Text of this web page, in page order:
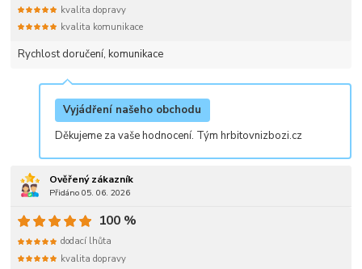
Rychlost doručení, komunikace
kvalita dopravy
kvalita komunikace
Vyjádření našeho obchodu
Děkujeme za vaše hodnocení. Tým hrbitovnizbozi.cz
Ověřený zákazník
Přidáno 05. 06. 2026
100 %
dodací lhůta
kvalita dopravy